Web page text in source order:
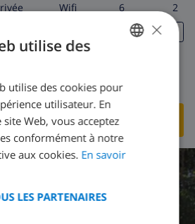
privée wifi 6 2
Vidreres
CETTE VILLA›
DUTCH
SPANISH
GERMAN
×
utilise des
utilise des cookies pour
utilisateur. En
Web, vous acceptez
conformément à notre
aux cookies. En savoir
LES PARTENAIRES